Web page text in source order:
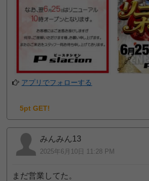
アプリでフォローする
5pt GET!
みんみん13
2025年6月10日 11:28 PM
まだ営業してた。